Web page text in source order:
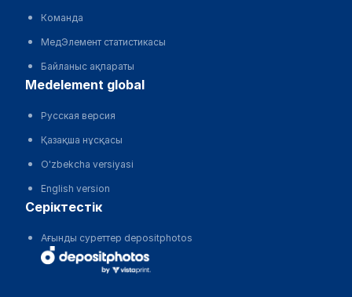
Команда
МедЭлемент статистикасы
Байланыс ақпараты
medelement global
Русская версия
Қазақша нұсқасы
O'zbekcha versiyasi
English version
серіктестік
Ағынды суреттер depositphotos